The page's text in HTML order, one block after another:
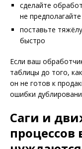
сделайте
не
поставьте
быстро
Если ваш
таблицы до того,
он не готов к
ошибки
Саги и
процессов